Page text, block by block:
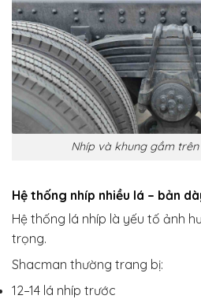
Nhíp và khung gầm
Hệ thống nhíp nhiều lá – bản
Hệ thống lá nhíp là yếu tố ảnh
trọng.
Shacman thường trang bị:
12–14 lá nhíp trước